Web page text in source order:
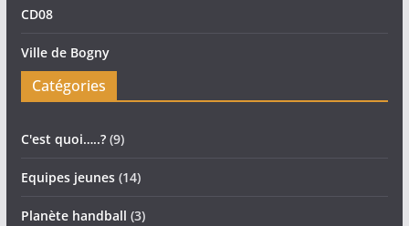
CD08
Ville de Bogny
Catégories
C'est quoi…..?(9)
Equipes jeunes(14)
Planète handball (3)